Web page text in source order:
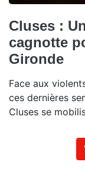
Cluses :
cagnotte
Gironde
Face aux
ces dernières
Cluses se